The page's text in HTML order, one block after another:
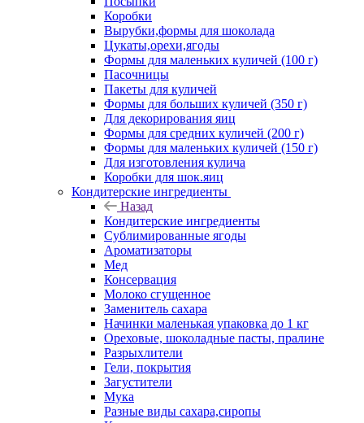
Коробки
Вырубки,формы для шоколада
Цукаты,орехи,ягоды
Формы для маленьких куличей (100 г)
Пасочницы
Пакеты для куличей
Формы для больших куличей (350 г)
Для декорирования яиц
Формы для средних куличей (200 г)
Формы для маленьких куличей (150 г)
Для изготовления кулича
Коробки для шок.яиц
Кондитерские ингредиенты
Назад
Кондитерские ингредиенты
Сублимированные ягоды
Ароматизаторы
Мед
Консервация
Молоко сгущенное
Заменитель сахара
Начинки маленькая упаковка до 1 кг
Ореховые, шоколадные пасты, пралине
Разрыхлители
Гели, покрытия
Загустители
Мука
Разные виды сахара,сиропы